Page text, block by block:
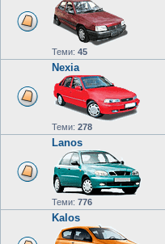
Теми: 45
Nexia
Теми: 278
Lanos
Теми: 776
Kalos